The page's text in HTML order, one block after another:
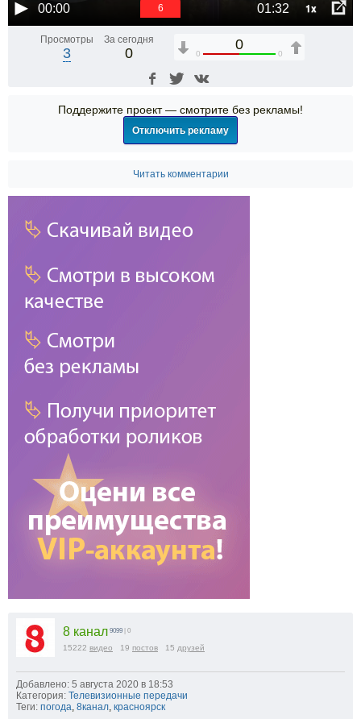
00:00 01:32 1x
6
Просмотры
3
За сегодня
0
0
0 0
Поддержите проект — смотрите без рекламы!
Отключить рекламу
Читать комментарии
8 канал 9099 | 0
15222 видео 19 постов 15 друзей
Добавлено: 5 августа 2020 в 18:53
Категория: Телевизионные передачи
Теги: погода, 8канал, красноярск